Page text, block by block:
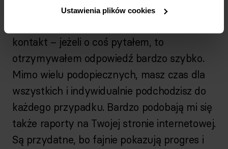
Ustawienia plików cookies
dobrych rękach i mogłem spokojnie skupić
kontakt – jeżeli o coś pytałem, to
otrzymywałem odpowiedź bardzo szybko.
Mimo wielu podopiecznych, masz czas dla
wszystkich i indywidualnie podchodzisz do
każdego przypadku. Bardzo podobają mi się
także raporty na Twojej stronie internetowej.
Są przydatne, bo fajnie pokazują progres i